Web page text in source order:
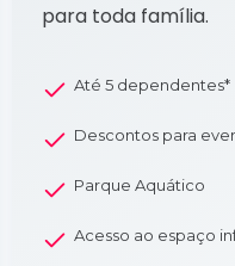
para toda família.
Até 5 dependentes*
Descontos para
Parque Aquático
Acesso ao espaço